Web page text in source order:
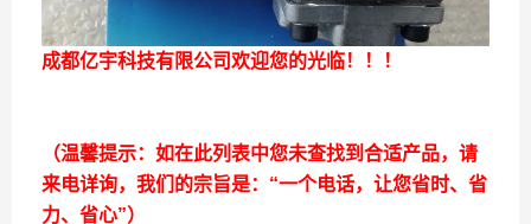
成都亿宇科技有限公司欢迎您的光临！！！
（温馨提示：如在此列表中您未查找到合适产品，请
来电详询，我们的宗旨是：“一个电话，让您省时、省
力、省心”）